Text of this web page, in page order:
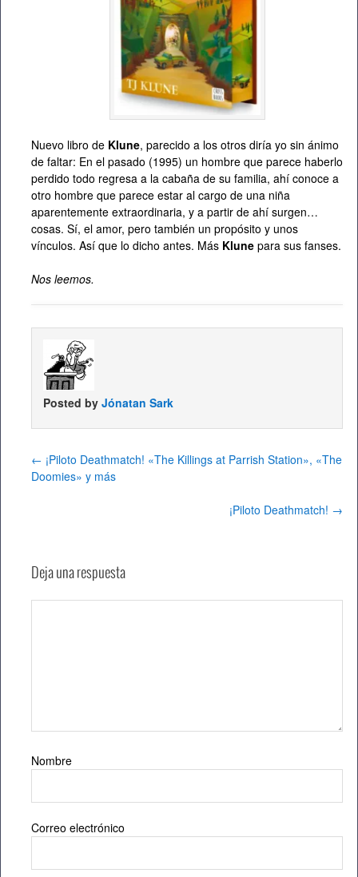
Nuevo libro de Klune, parecido a los otros diría yo sin ánimo
de faltar: En el pasado (1995) un hombre que parece haberlo
perdido todo regresa a la cabaña de su familia, ahí conoce a
otro hombre que parece estar al cargo de una niña
aparentemente extraordinaria, y a partir de ahí surgen…
cosas. Sí, el amor, pero también un propósito y unos
vínculos. Así que lo dicho antes. Más Klune para sus fanses.
Nos leemos.
Posted by Jónatan Sark
← ¡Piloto Deathmatch! «The Killings at Parrish Station», «The
Doomies» y más
¡Piloto Deathmatch! →
Deja una respuesta
Nombre
Correo electrónico